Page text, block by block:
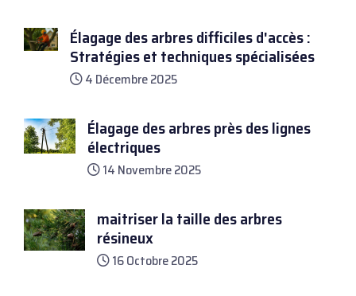
Élagage des arbres difficiles d'accès :
Stratégies et techniques spécialisées
4 Décembre 2025
Élagage des arbres près des lignes
électriques
14 Novembre 2025
maitriser la taille des arbres
résineux
16 Octobre 2025